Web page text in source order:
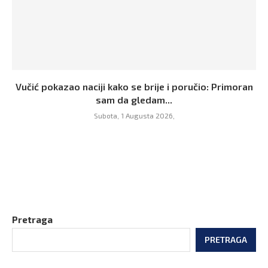
Vučić pokazao naciji kako se brije i poručio: Primoran
sam da gledam...
Subota, 1 Augusta 2026,
Pretraga
PRETRAGA